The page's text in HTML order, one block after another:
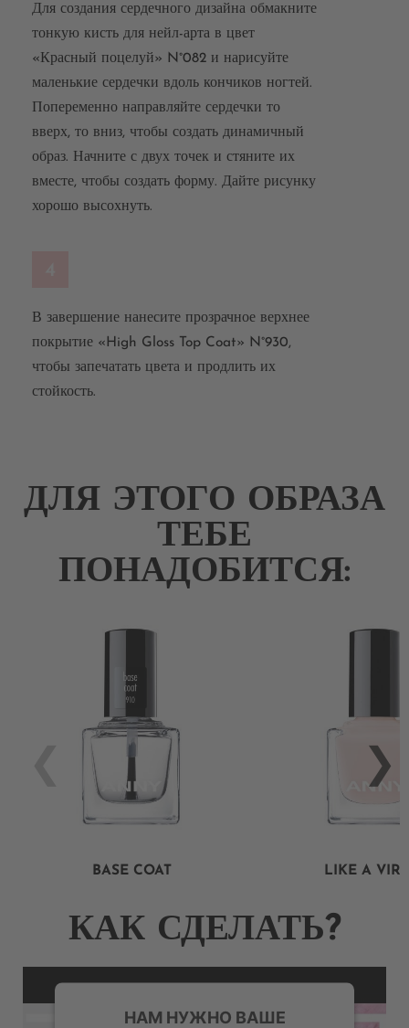
Для создания сердечного дизайна обмакните
тонкую кисть для нейл-арта в цвет
«Красный поцелуй» N°082 и нарисуйте
маленькие сердечки вдоль кончиков ногтей.
Попеременно направляйте сердечки то
вверх, то вниз, чтобы создать динамичный
образ. Начните с двух точек и стяните их
вместе, чтобы создать форму. Дайте рисунку
хорошо высохнуть.
В завершение нанесите прозрачное верхнее
покрытие «High Gloss Top Coat» N°930,
чтобы запечатать цвета и продлить их
стойкость.
ДЛЯ ЭТОГО ОБРАЗА
ТЕБЕ
ПОНАДОБИТСЯ:
BASE COAT LIKE A
КАК СДЕЛАТЬ?
НАМ НУЖНО ВАШЕ